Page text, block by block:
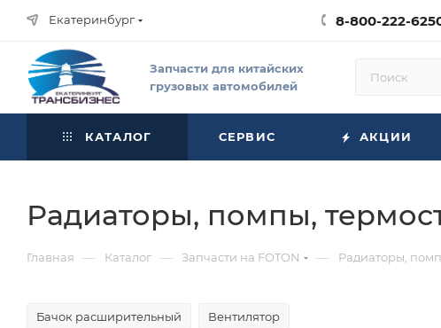
Екатеринбург 8-800-222-
Запчасти для китайских
грузовых автомобилей
КАТАЛОГ СЕРВИС АКЦИИ
Радиаторы, помпы,
Главная — Каталог — Запчасти на FOTON — Радиаторы,
Бачок расширительный Вентилятор